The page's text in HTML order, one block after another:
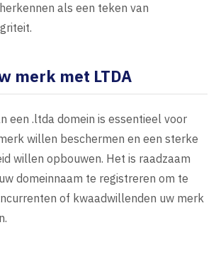
als een teken van
merk met LTDA
een .ltda domein is essentieel voor
willen beschermen en een sterke
willen opbouwen. Het is raadzaam
domeinnaam te registreren om te
of kwaadwillenden uw merk